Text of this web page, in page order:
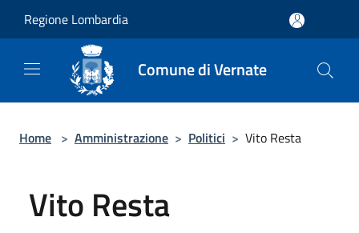
Regione Lombardia
Comune di Vernate
Home > Amministrazione > Politici > Vito Resta
Vito Resta